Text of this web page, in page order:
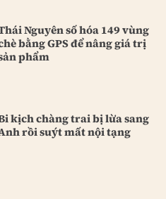
Nguyên số hóa 149 vùng
bằng GPS để nâng giá trị
phẩm
kịch chàng trai bị lừa sang
rồi suýt mất nội tạng